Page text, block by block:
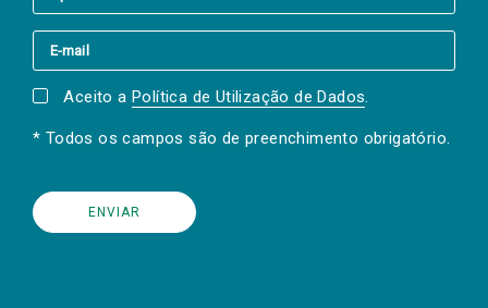
Aceito a Política de Utilização de Dados.
* Todos os campos são de preenchimento obrigatório.